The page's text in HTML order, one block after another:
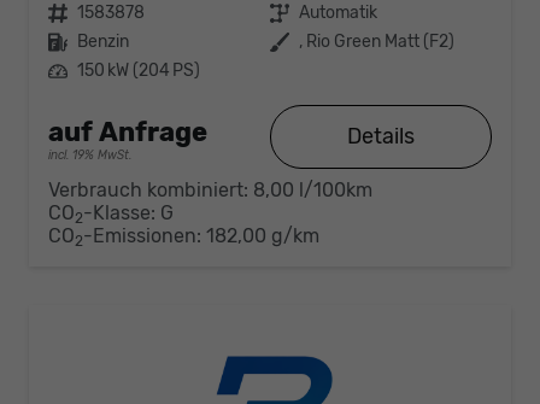
Fahrzeugnr. 1583878 Getriebe Automatik
Kraftstoff Benzin Außenfarbe , Rio Green Matt (F2)
Leistung 150 kW (204 PS)
auf Anfrage
incl. 19% MwSt.
Details
Verbrauch kombiniert: 8,00 l/100km
CO2-Klasse: G
CO2-Emissionen: 182,00 g/km